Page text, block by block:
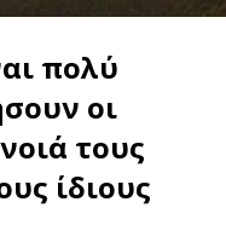
πολύ
οι
τους
ίδιους